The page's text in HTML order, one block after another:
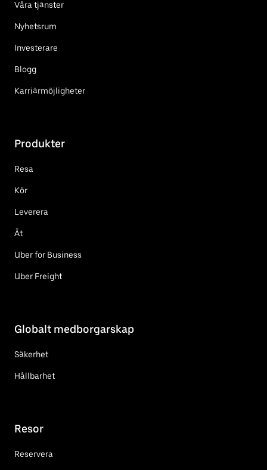
Våra tjänster
Nyhetsrum
Investerare
Blogg
Karriärmöjligheter
Produkter
Resa
Kör
Leverera
Ät
Uber for Business
Uber Freight
Globalt medborgarskap
Säkerhet
Hållbarhet
Resor
Reservera